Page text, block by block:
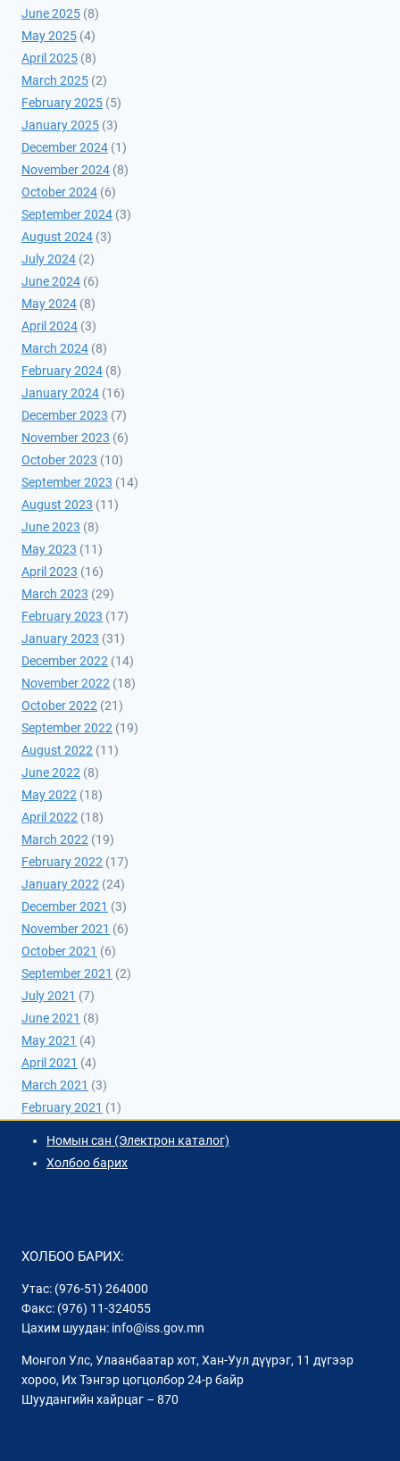
June 2025 (8)
May 2025 (4)
April 2025 (8)
March 2025 (2)
February 2025 (5)
January 2025 (3)
December 2024 (1)
November 2024 (8)
October 2024 (6)
September 2024 (3)
August 2024 (3)
July 2024 (2)
June 2024 (6)
May 2024 (8)
April 2024 (3)
March 2024 (8)
February 2024 (8)
January 2024 (16)
December 2023 (7)
November 2023 (6)
October 2023 (10)
September 2023 (14)
August 2023 (11)
June 2023 (8)
May 2023 (11)
April 2023 (16)
March 2023 (29)
February 2023 (17)
January 2023 (31)
December 2022 (14)
November 2022 (18)
October 2022 (21)
September 2022 (19)
August 2022 (11)
June 2022 (8)
May 2022 (18)
April 2022 (18)
March 2022 (19)
February 2022 (17)
January 2022 (24)
December 2021 (3)
November 2021 (6)
October 2021 (6)
September 2021 (2)
July 2021 (7)
June 2021 (8)
May 2021 (4)
April 2021 (4)
March 2021 (3)
February 2021 (1)
Номын сан (Электрон каталог)
Холбоо барих
ХОЛБОО БАРИХ:
Утас: (976-51) 264000
Факс: (976) 11-324055
Цахим шуудан: info@iss.gov.mn
Монгол Улс, Улаанбаатар хот, Хан-Уул дүүрэг, 11 дүгээр
хороо, Их Тэнгэр цогцолбор 24-р байр
Шуудангийн хайрцаг – 870